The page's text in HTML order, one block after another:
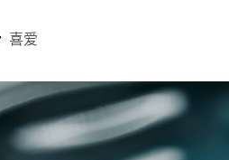
喜爱